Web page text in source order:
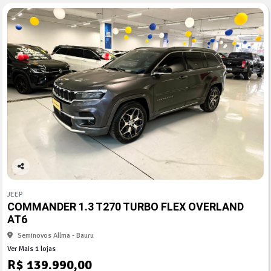
Co
arti
lhe
JEEP
COMMANDER 1.3 T270 TURBO FLEX OVERLAND
AT6
Seminovos Allma - Bauru
Ver Mais 1 lojas
R$ 139.990,00